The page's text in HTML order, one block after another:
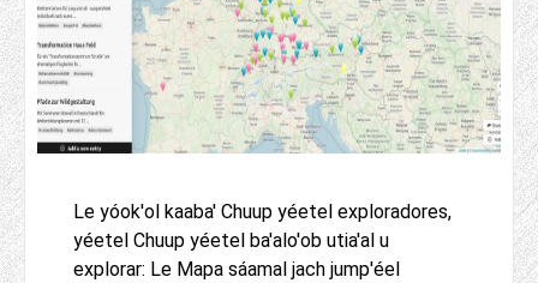
Le yóok'ol kaaba' Chuup yéetel exploradores,
yéetel Chuup yéetel ba'alo'ob utia'al u
explorar: Le Mapa sáamal jach jump'éel